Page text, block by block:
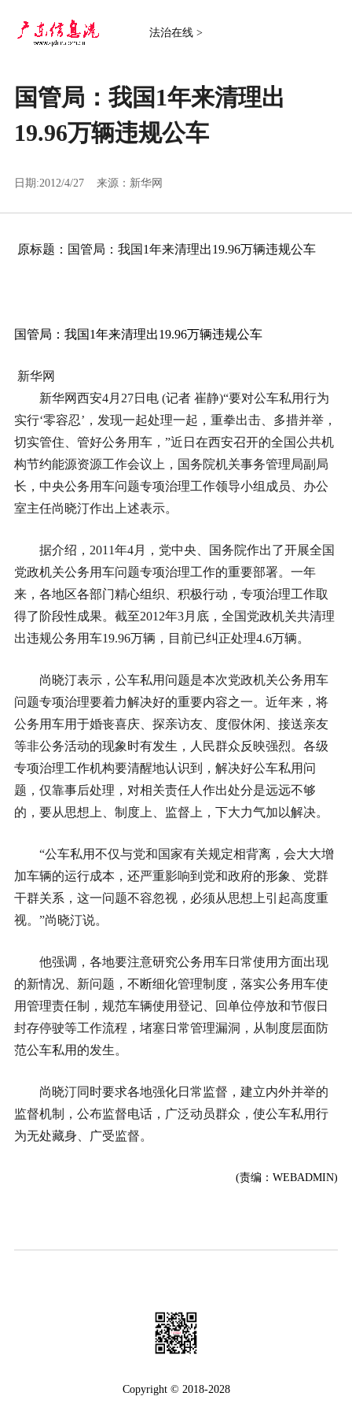
法治在线 >
国管局：我国1年来清理出
19.96万辆违规公车
日期:2012/4/27 来源： 新华网
原标题：国管局：我国1年来清理出19.96万辆违规公车
国管局：我国1年来清理出19.96万辆违规公车
新华网
新华网西安4月27日电 (记者 崔静)“要对公车私用行为
实行‘零容忍’，发现一起处理一起，重拳出击、多措并举，
切实管住、管好公务用车，”近日在西安召开的全国公共机
构节约能源资源工作会议上，国务院机关事务管理局副局
长，中央公务用车问题专项治理工作领导小组成员、办公
室主任尚晓汀作出上述表示。
据介绍，2011年4月，党中央、国务院作出了开展全国
党政机关公务用车问题专项治理工作的重要部署。一年
来，各地区各部门精心组织、积极行动，专项治理工作取
得了阶段性成果。截至2012年3月底，全国党政机关共清理
出违规公务用车19.96万辆，目前已纠正处理4.6万辆。
尚晓汀表示，公车私用问题是本次党政机关公务用车
问题专项治理要着力解决好的重要内容之一。近年来，将
公务用车用于婚丧喜庆、探亲访友、度假休闲、接送亲友
等非公务活动的现象时有发生，人民群众反映强烈。各级
专项治理工作机构要清醒地认识到，解决好公车私用问
题，仅靠事后处理，对相关责任人作出处分是远远不够
的，要从思想上、制度上、监督上，下大力气加以解决。
“公车私用不仅与党和国家有关规定相背离，会大大增
加车辆的运行成本，还严重影响到党和政府的形象、党群
干群关系，这一问题不容忽视，必须从思想上引起高度重
视。”尚晓汀说。
他强调，各地要注意研究公务用车日常使用方面出现
的新情况、新问题，不断细化管理制度，落实公务用车使
用管理责任制，规范车辆使用登记、回单位停放和节假日
封存停驶等工作流程，堵塞日常管理漏洞，从制度层面防
范公车私用的发生。
尚晓汀同时要求各地强化日常监督，建立内外并举的
监督机制，公布监督电话，广泛动员群众，使公车私用行
为无处藏身、广受监督。
(责编：WEBADMIN)
Copyright © 2018-2028